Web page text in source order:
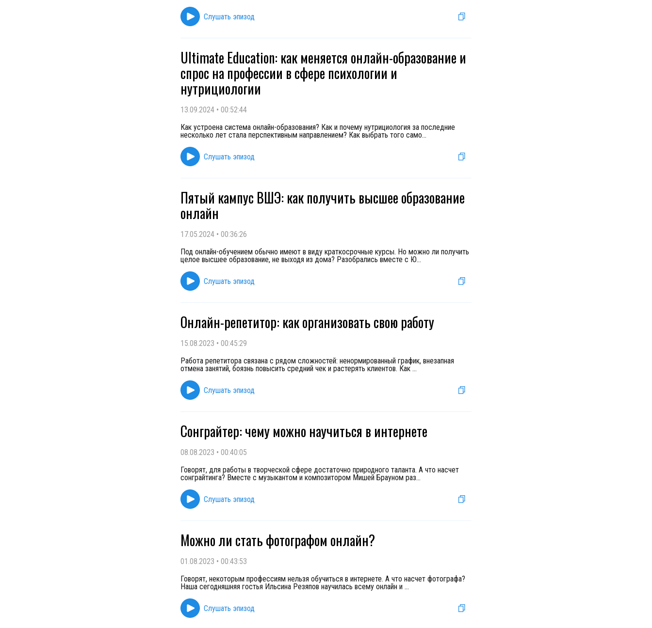
Слушать эпизод
Ultimate Education: как меняется онлайн-образование и
спрос на профессии в сфере психологии и
нутрициологии
13.09.2024 • 00:52:44
Как устроена система онлайн-образования? Как и почему нутрициология за последние
несколько лет стала перспективным направлением? Как выбрать того само...
Слушать эпизод
Пятый кампус ВШЭ: как получить высшее образование
онлайн
17.05.2024 • 00:36:26
Под онлайн-обучением обычно имеют в виду краткосрочные курсы. Но можно ли получить
целое высшее образование, не выходя из дома? Разобрались вместе с Ю...
Слушать эпизод
Онлайн-репетитор: как организовать свою работу
15.08.2023 • 00:45:29
Работа репетитора связана с рядом сложностей: ненормированный график, внезапная
отмена занятий, боязнь повысить средний чек и растерять клиентов. Как ...
Слушать эпизод
Сонграйтер: чему можно научиться в интернете
08.08.2023 • 00:40:05
Говорят, для работы в творческой сфере достаточно природного таланта. А что насчет
сонграйтинга? Вместе с музыкантом и композитором Мишей Брауном раз...
Слушать эпизод
Можно ли стать фотографом онлайн?
01.08.2023 • 00:43:53
Говорят, некоторым профессиям нельзя обучиться в интернете. А что насчет фотографа?
Наша сегодняшняя гостья Ильсина Резяпов научилась всему онлайн и ...
Слушать эпизод